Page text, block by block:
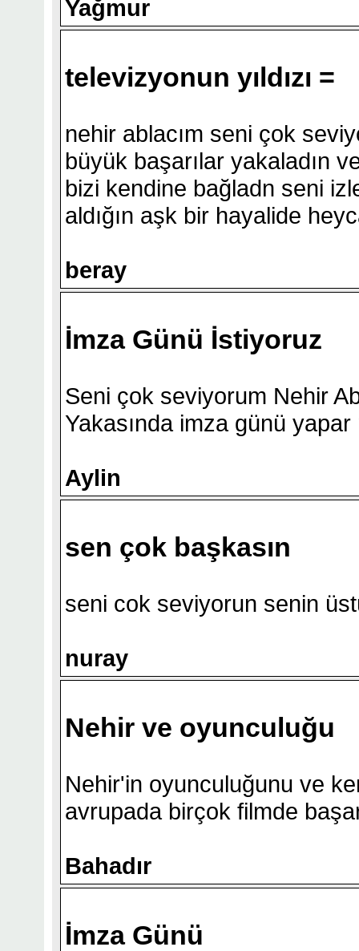
Yağmur
televizyonun yıldızı =
nehir ablacım seni çok
büyük başarılar yakaladın
bizi kendine bağladn seni
aldığın aşk bir hayalide
beray
İmza Günü İstiyoruz
Seni çok seviyorum Nehir
Yakasında imza günü yapar
Aylin
sen çok başkasın
seni cok seviyorun senin
nuray
Nehir ve oyunculuğu
Nehir'in oyunculuğunu ve
avrupada birçok filmde
Bahadır
İmza Günü